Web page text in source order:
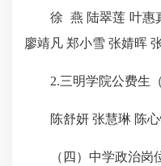
徐 燕 陆翠莲 叶惠真
廖靖凡 郑小雪 张婧晖
2.三明学院公费生（
陈舒妍 张慧琳 陈心
（四）中学政治岗